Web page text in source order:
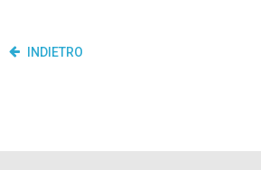
INDIETRO